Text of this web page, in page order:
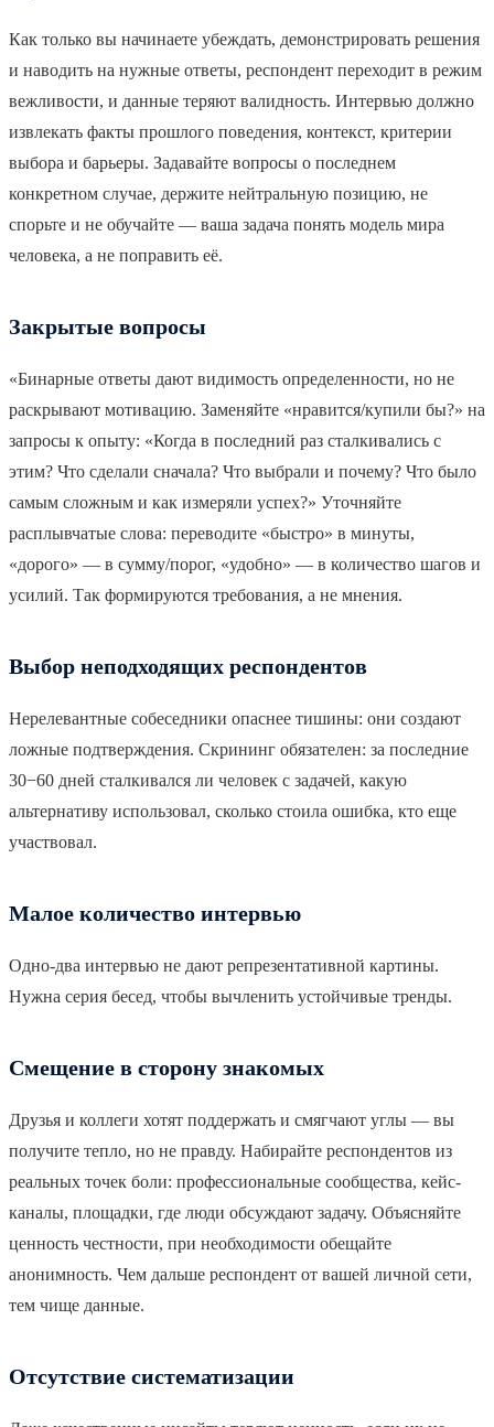
Как только вы начинаете убеждать, демонстрировать решения
и наводить на нужные ответы, респондент переходит в режим
вежливости, и данные теряют валидность. Интервью должно
извлекать факты прошлого поведения, контекст, критерии
выбора и барьеры. Задавайте вопросы о последнем
конкретном случае, держите нейтральную позицию, не
спорьте и не обучайте — ваша задача понять модель мира
человека, а не поправить её.
Закрытые вопросы
«Бинарные ответы дают видимость определенности, но не
раскрывают мотивацию. Заменяйте «нравится/купили бы?» на
запросы к опыту: «Когда в последний раз сталкивались с
этим? Что сделали сначала? Что выбрали и почему? Что было
самым сложным и как измеряли успех?» Уточняйте
расплывчатые слова: переводите «быстро» в минуты,
«дорого» — в сумму/порог, «удобно» — в количество шагов и
усилий. Так формируются требования, а не мнения.
Выбор неподходящих респондентов
Нерелевантные собеседники опаснее тишины: они создают
ложные подтверждения. Скрининг обязателен: за последние
30−60 дней сталкивался ли человек с задачей, какую
альтернативу использовал, сколько стоила ошибка, кто еще
участвовал.
Малое количество интервью
Одно-два интервью не дают репрезентативной картины.
Нужна серия бесед, чтобы вычленить устойчивые тренды.
Смещение в сторону знакомых
Друзья и коллеги хотят поддержать и смягчают углы — вы
получите тепло, но не правду. Набирайте респондентов из
реальных точек боли: профессиональные сообщества, кейс-
каналы, площадки, где люди обсуждают задачу. Объясняйте
ценность честности, при необходимости обещайте
анонимность. Чем дальше респондент от вашей личной сети,
тем чище данные.
Отсутствие систематизации